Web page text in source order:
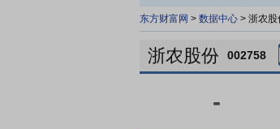
东方财富网 > 数据中心 > 浙农
浙农股份 002758
-